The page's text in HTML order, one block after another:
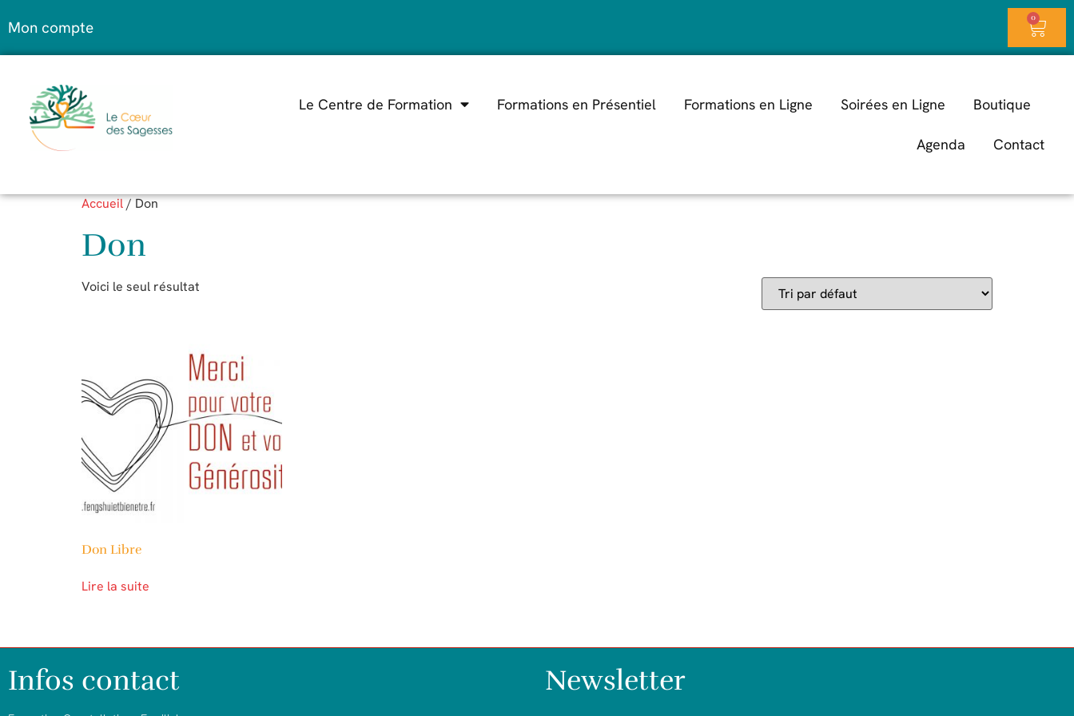
Mon compte 0
Le Centre de Formation Formations en Présentiel Formations en Ligne Soirées en Ligne Boutique
Agenda Contact
Accueil/ Don
Don
Voici le seul résultat
Don Libre
Lire la suite
Infos contact Newsletter